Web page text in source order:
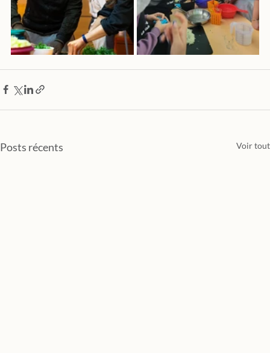
Posts récents Voir tout